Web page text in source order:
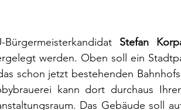
Bürgermeisterkandidat Stefan
werden. Oben soll ein
schon jetzt bestehenden
kann dort durchaus
Das Gebäude soll